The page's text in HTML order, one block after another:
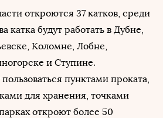
откроются 37 катков, среди
катка будут работать в Дубне,
Коломне, Лобне,
и Ступине.
пунктами проката,
для хранения, точками
откроют более 50